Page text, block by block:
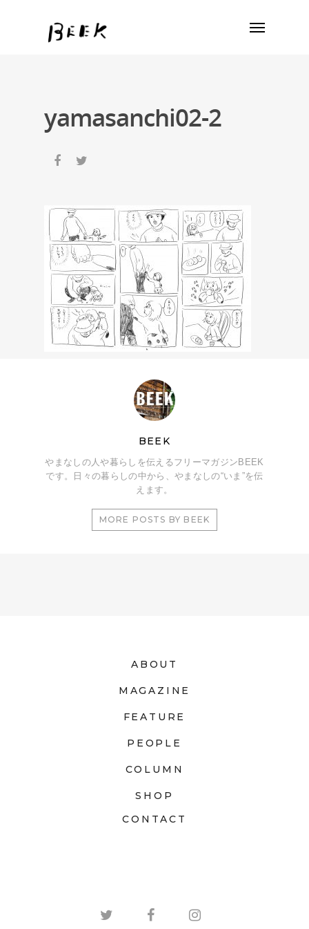
yamasanchi02-2
BEEK
やまなしの人や暮らしを伝えるフリーマガジンBEEK
です。日々の暮らしの中から、やまなしの“いま”を伝
えます。
MORE POSTS BY BEEK
ABOUT
MAGAZINE
FEATURE
PEOPLE
COLUMN
SHOP
CONTACT